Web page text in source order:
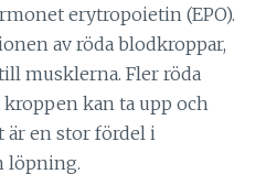
erytropoietin (EPO).
av röda blodkroppar,
musklerna. Fler röda
kan ta upp och
är en stor fördel i
löpning.